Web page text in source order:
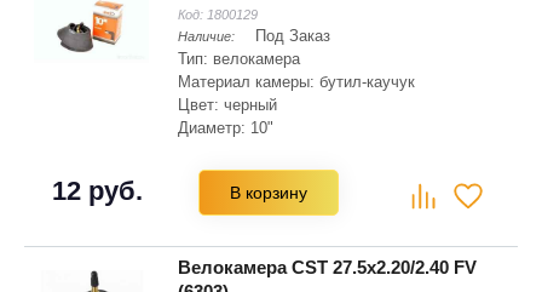
Код: 1800129
Наличие:
Под Заказ
Тип: велокамера
Материал камеры: бутил-каучук
Цвет: черный
Диаметр: 10"
12 руб. В корзину
Велокамера CST 27.5x2.20/2.40 FV